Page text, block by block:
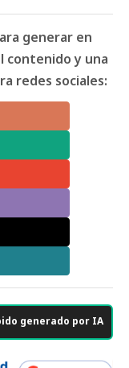
generar en
contenido y una
redes sociales:
generado por IA